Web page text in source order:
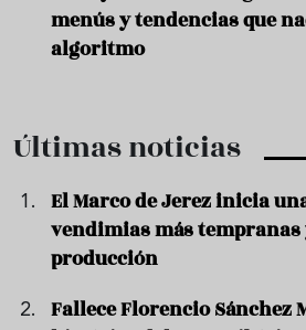
menús y tendencias que
algoritmo
Últimas noticias
El Marco de Jerez inicia
vendimias más tempranas
producción
Fallece Florencio